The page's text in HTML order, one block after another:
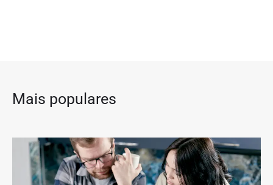
Mais populares